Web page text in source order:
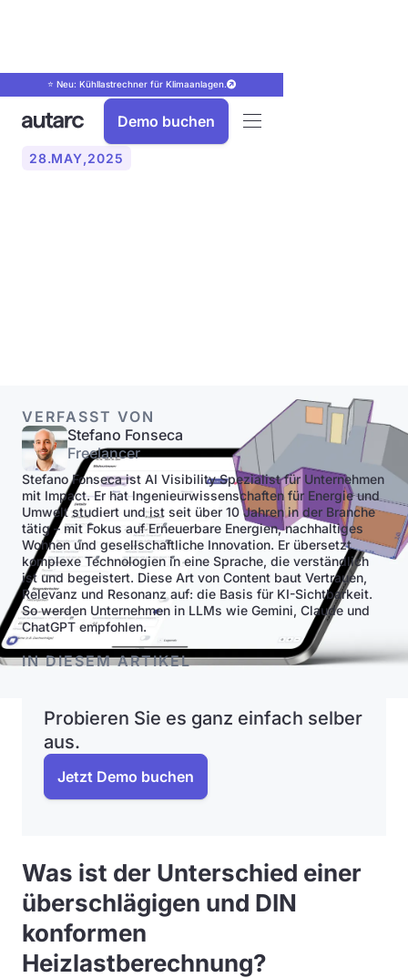
⭐ Neu: Kühllastrechner für Klimaanlagen.
Demo buchen
28.MAY,2025
VERFASST VON
Stefano Fonseca
Freelancer
Stefano Fonseca ist AI Visibility Spezialist für Unternehmen
mit Impact. Er hat Ingenieurwissenschaften für Energie und
Umwelt studiert und ist seit über 10 Jahren in der Branche
tätig – mit Fokus auf Erneuerbare Energien, nachhaltiges
Wohnen und gesellschaftliche Innovation. Er übersetzt
komplexe Technologien in eine Sprache, die verständlich
ist und begeistert. Diese Art von Content baut Vertrauen,
Relevanz und Resonanz auf: die Basis für KI-Sichtbarkeit.
So werden Unternehmen in LLMs wie Gemini, Claude und
ChatGPT empfohlen.
IN DIESEM ARTIKEL
Probieren Sie es ganz einfach selber
aus.
Jetzt Demo buchen
Was ist der Unterschied einer
überschlägigen und DIN
konformen
Heizlastberechnung?